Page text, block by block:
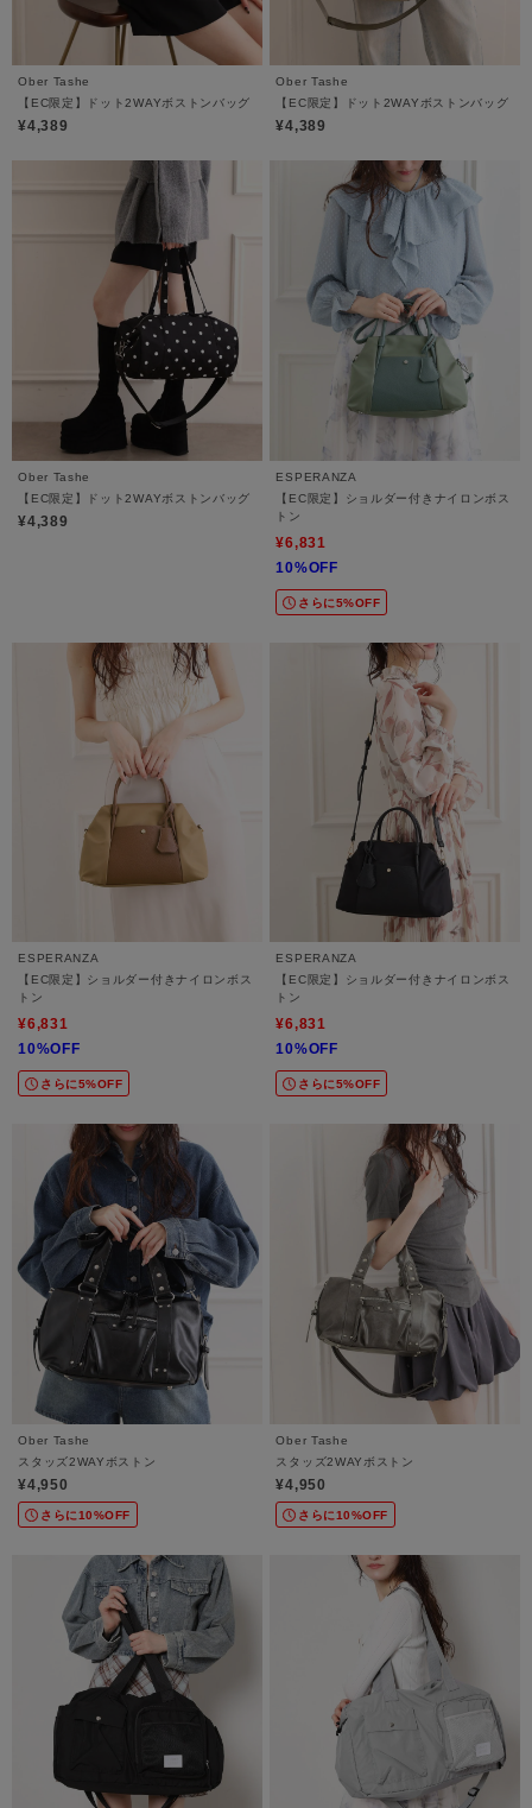
Ober Tashe
【EC限定】ドット2WAYボストンバッグ
¥4,389
Ober Tashe
【EC限定】ドット2WAYボストンバッグ
¥4,389
Ober Tashe
【EC限定】ドット2WAYボストンバッグ
¥4,389
ESPERANZA
【EC限定】ショルダー付きナイロンボス
トン
¥6,831
10%OFF
さらに5%OFF
ESPERANZA
【EC限定】ショルダー付きナイロンボス
トン
¥6,831
10%OFF
さらに5%OFF
ESPERANZA
【EC限定】ショルダー付きナイロンボス
トン
¥6,831
10%OFF
さらに5%OFF
Ober Tashe
スタッズ2WAYボストン
¥4,950
さらに10%OFF
Ober Tashe
スタッズ2WAYボストン
¥4,950
さらに10%OFF